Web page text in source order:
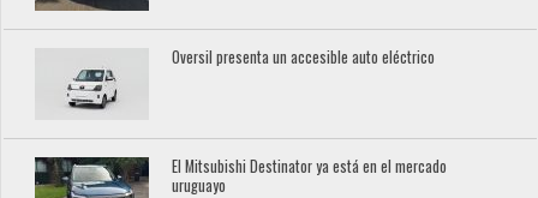
Oversil presenta un accesible auto eléctrico
El Mitsubishi Destinator ya está en el mercado
uruguayo